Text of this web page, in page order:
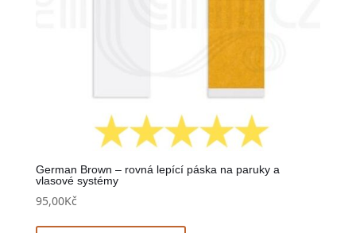
German Brown – rovná lepící páska na paruky a
vlasové systémy
95,00Kč